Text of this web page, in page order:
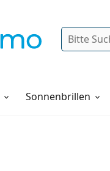
Suche
Sonnenbrillen